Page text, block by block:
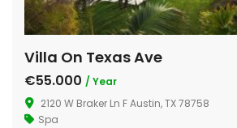
Villa On Texas Ave
€55.000 / Year
2120 W Braker Ln F Austin, TX 78758
Spa